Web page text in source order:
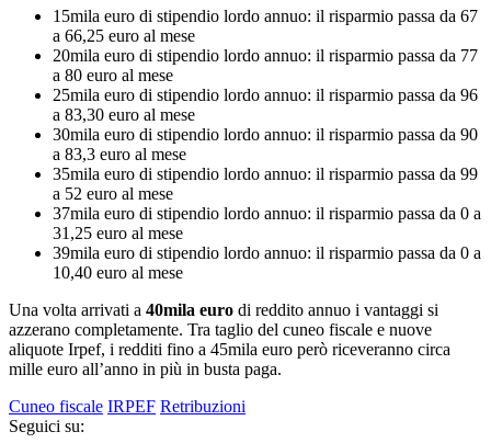
15mila euro di stipendio lordo annuo: il risparmio passa da 67
a 66,25 euro al mese
20mila euro di stipendio lordo annuo: il risparmio passa da 77
a 80 euro al mese
25mila euro di stipendio lordo annuo: il risparmio passa da 96
a 83,30 euro al mese
30mila euro di stipendio lordo annuo: il risparmio passa da 90
a 83,3 euro al mese
35mila euro di stipendio lordo annuo: il risparmio passa da 99
a 52 euro al mese
37mila euro di stipendio lordo annuo: il risparmio passa da 0 a
31,25 euro al mese
39mila euro di stipendio lordo annuo: il risparmio passa da 0 a
10,40 euro al mese
Una volta arrivati a 40mila euro di reddito annuo i vantaggi si
azzerano completamente. Tra taglio del cuneo fiscale e nuove
aliquote Irpef, i redditi fino a 45mila euro però riceveranno circa
mille euro all’anno in più in busta paga.
Cuneo fiscale IRPEF Retribuzioni
Seguici su: